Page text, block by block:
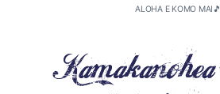
ALOHA E KOMO MAI🎵